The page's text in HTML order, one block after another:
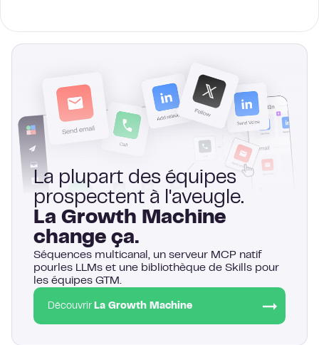
La plupart des équipes
prospectent à l'aveugle.
La Growth Machine
change ça.
Séquences multicanal, un serveur MCP natif
pourles LLMs et une bibliothèque de Skills pour
les équipes GTM.
Découvrir La Growth Machine